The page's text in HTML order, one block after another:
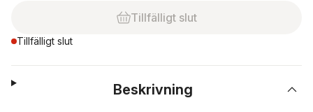
Tillfälligt slut
Tillfälligt slut
Beskrivning